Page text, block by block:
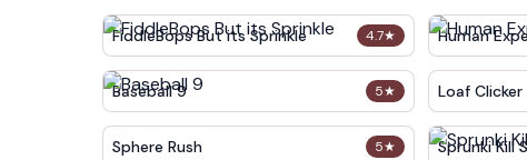
4.7★
FiddleBops But its Sprinkle​ Human
5★
Baseball 9 Loaf Clicker
5★
Sphere Rush Sprunki Kill